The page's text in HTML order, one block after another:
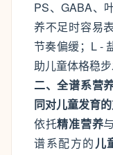
PS、GABA、
养不足时容易
节奏偏缓；L -
助儿童体格稳步
二、全谱系营
同对儿童发育
依托精准营养与
谱系配方的儿